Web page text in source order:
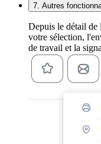
7. Autres
Depuis le détail
votre sélection,
de travail et la